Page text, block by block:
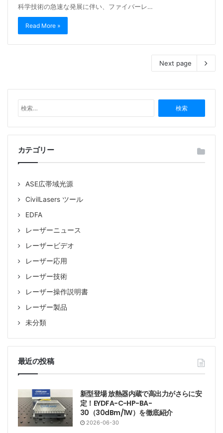
科学技術の急速な発展に伴い、ファイバーレ…
Read More »
Next page
索
:
カテゴリー
ASE広帯域光源
CivilLasers ツール
EDFA
レーザーニュース
レーザービデオ
レーザー応用
レーザー技術
レーザー操作説明書
レーザー製品
未分類
最近の投稿
新型登場 放熱器内蔵で高出力がさらに安
定！EYDFA-C-HP-BA-
30（30dBm/1W）を徹底紹介
2026-06-30